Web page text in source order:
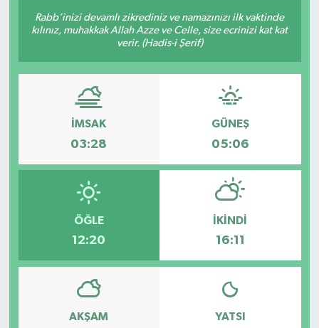
Rabb’inizi devamlı zikrediniz ve namazınızı ilk vaktinde
kılınız, muhakkak Allah Azze ve Celle, size ecrinizi kat kat
verir. (Hadis-i Şerif)
İMSAK
03:28
GÜNEŞ
05:06
ÖĞLE
12:20
İKINDI
16:11
AKŞAM YATSI